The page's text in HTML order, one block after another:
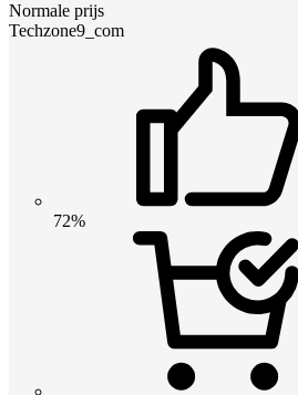
Normale prijs
Techzone9_com
72%